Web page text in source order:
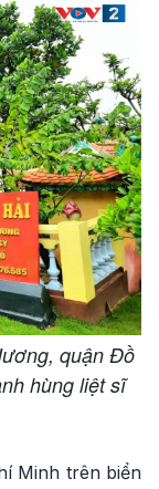
quận Đồ
hùng liệt sĩ
Minh trên biển